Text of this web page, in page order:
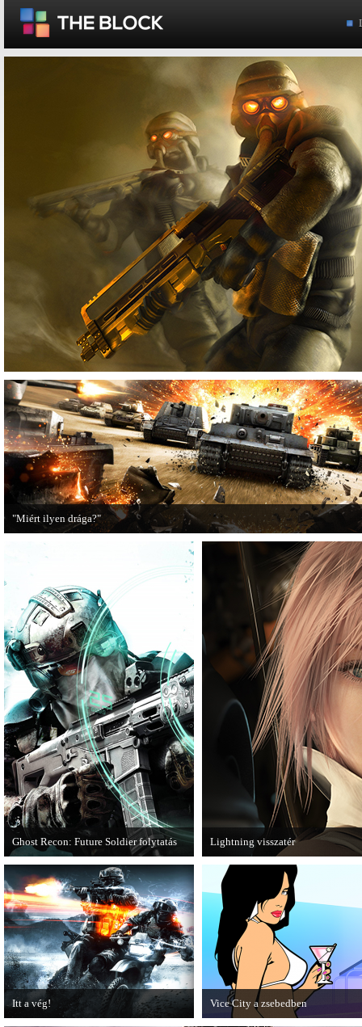
"Miért ilyen drága?"
A PC Guru utánajárt, miért kerülnek olyan sokba a AAA-kategóriás
Ghost Recon: Future Soldier folytatás
Több jel is utal arra, hogy készülőben
van a Ghost Recon: Future Soldier
következő epizódja.
Lightning visszatér
Megjött a Lightning Returns:
Itt a vég! Vice City a zsebedben